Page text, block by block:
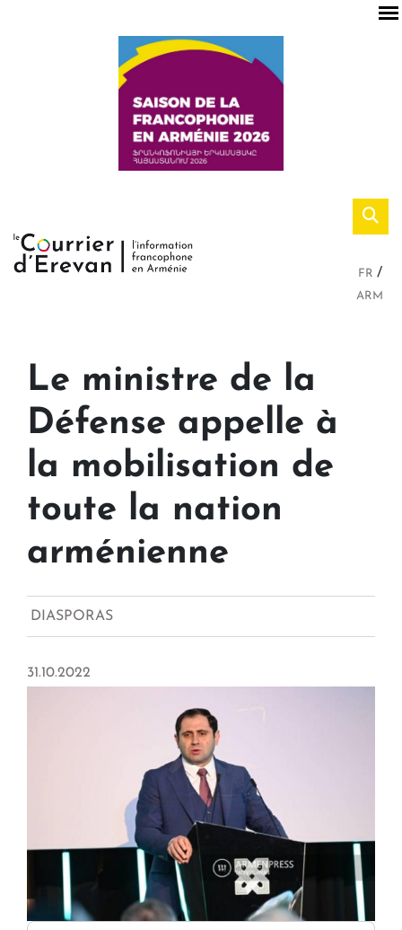
FR
ARM
Le ministre de la
Défense appelle à
la mobilisation de
toute la nation
arménienne
DIASPORAS
31.10.2022